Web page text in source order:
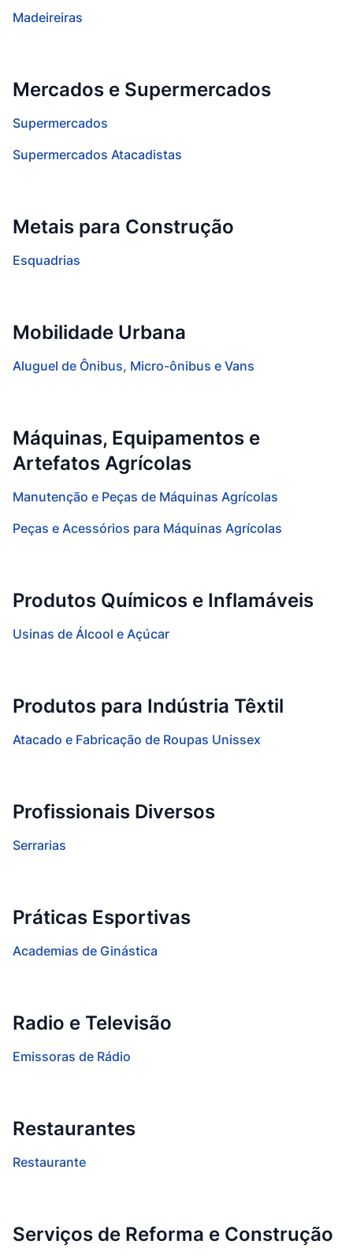
Madeireiras
Mercados e Supermercados
Supermercados
Supermercados Atacadistas
Metais para Construção
Esquadrias
Mobilidade Urbana
Aluguel de Ônibus, Micro-ônibus e Vans
Máquinas, Equipamentos e
Artefatos Agrícolas
Manutenção e Peças de Máquinas Agrícolas
Peças e Acessórios para Máquinas Agrícolas
Produtos Químicos e Inflamáveis
Usinas de Álcool e Açúcar
Produtos para Indústria Têxtil
Atacado e Fabricação de Roupas Unissex
Profissionais Diversos
Serrarias
Práticas Esportivas
Academias de Ginástica
Radio e Televisão
Emissoras de Rádio
Restaurantes
Restaurante
Serviços de Reforma e Construção